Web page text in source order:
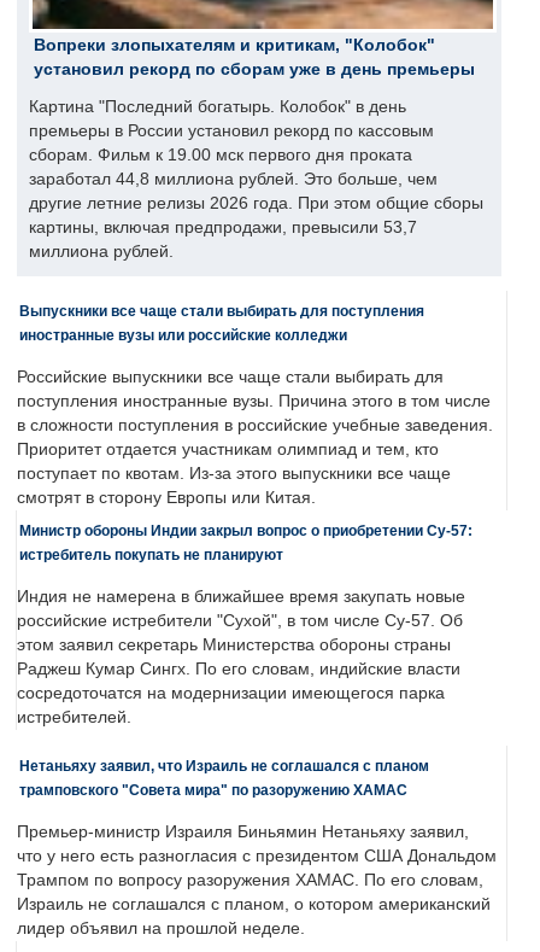
Вопреки злопыхателям и критикам, "Колобок"
установил рекорд по сборам уже в день премьеры
Картина "Последний богатырь. Колобок" в день
премьеры в России установил рекорд по кассовым
сборам. Фильм к 19.00 мск первого дня проката
заработал 44,8 миллиона рублей. Это больше, чем
другие летние релизы 2026 года. При этом общие сборы
картины, включая предпродажи, превысили 53,7
миллиона рублей.
Выпускники все чаще стали выбирать для поступления
иностранные вузы или российские колледжи
Российские выпускники все чаще стали выбирать для
поступления иностранные вузы. Причина этого в том числе
в сложности поступления в российские учебные заведения.
Приоритет отдается участникам олимпиад и тем, кто
поступает по квотам. Из-за этого выпускники все чаще
смотрят в сторону Европы или Китая.
Министр обороны Индии закрыл вопрос о приобретении Су-57:
истребитель покупать не планируют
Индия не намерена в ближайшее время закупать новые
российские истребители "Сухой", в том числе Су-57. Об
этом заявил секретарь Министерства обороны страны
Раджеш Кумар Сингх. По его словам, индийские власти
сосредоточатся на модернизации имеющегося парка
истребителей.
Нетаньяху заявил, что Израиль не соглашался с планом
трамповского "Совета мира" по разоружению ХАМАС
Премьер-министр Израиля Биньямин Нетаньяху заявил,
что у него есть разногласия с президентом США Дональдом
Трампом по вопросу разоружения ХАМАС. По его словам,
Израиль не соглашался с планом, о котором американский
лидер объявил на прошлой неделе.